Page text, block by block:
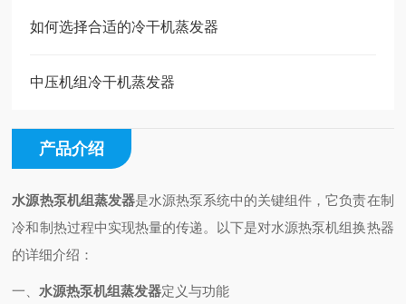
如何选择合适的冷干机蒸发器
中压机组冷干机蒸发器
产品介绍
水源热泵机组蒸发器是水源热泵系统中的关键组件，它负责在制
冷和制热过程中实现热量的传递。以下是对水源热泵机组换热器
的详细介绍：
一、 水源热泵机组蒸发器定义与功能